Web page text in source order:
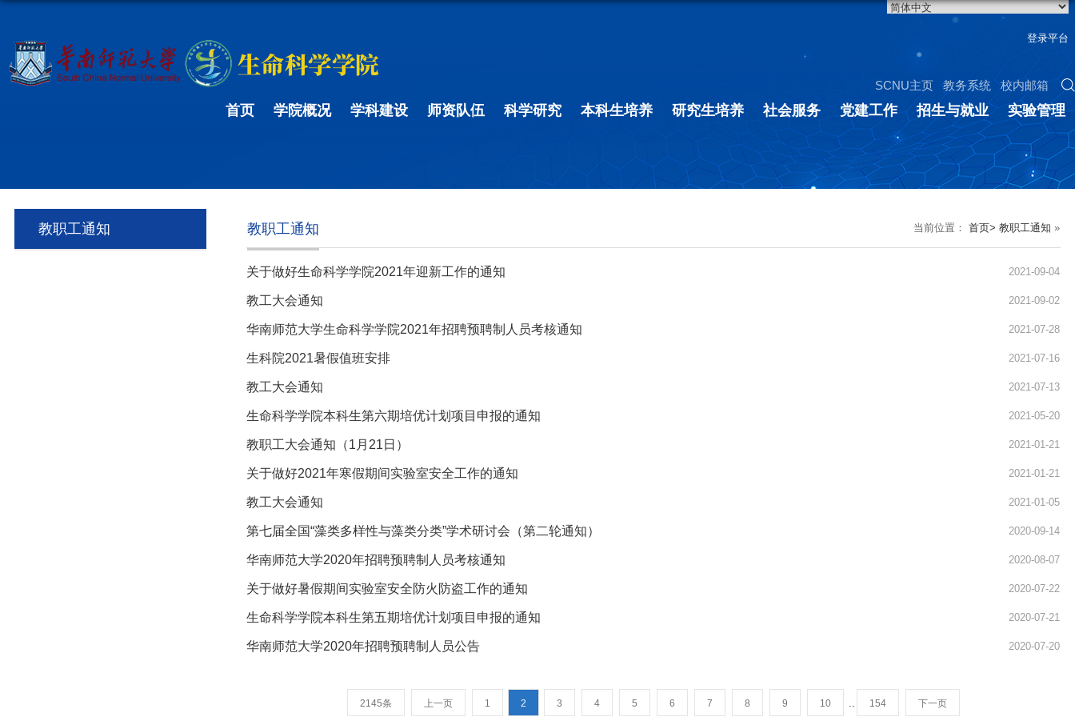
登录平台
SCNU主页 教务系统 校内邮箱
首页 学院概况 学科建设 师资队伍 科学研究 本科生培养 研究生培养 社会服务 党建工作 招生与就业 实验管理
教职工通知 当前位置： 首页> 教职工通知 »
教职工通知
关于做好生命科学学院2021年迎新工作的通知 2021-09-04
教工大会通知 2021-09-02
华南师范大学生命科学学院2021年招聘预聘制人员考核通知 2021-07-28
生科院2021暑假值班安排 2021-07-16
教工大会通知 2021-07-13
生命科学学院本科生第六期培优计划项目申报的通知 2021-05-20
教职工大会通知（1月21日） 2021-01-21
关于做好2021年寒假期间实验室安全工作的通知 2021-01-21
教工大会通知 2021-01-05
第七届全国“藻类多样性与藻类分类”学术研讨会（第二轮通知） 2020-09-14
华南师范大学2020年招聘预聘制人员考核通知 2020-08-07
关于做好暑假期间实验室安全防火防盗工作的通知 2020-07-22
生命科学学院本科生第五期培优计划项目申报的通知 2020-07-21
华南师范大学2020年招聘预聘制人员公告 2020-07-20
2145条 上一页 1 2 3 4 5 6 7 8 9 10 154 下一页